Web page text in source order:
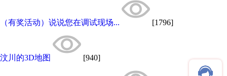
（有奖活动）说说您在调试现场... [1796]
汶川的3D地图 [940]